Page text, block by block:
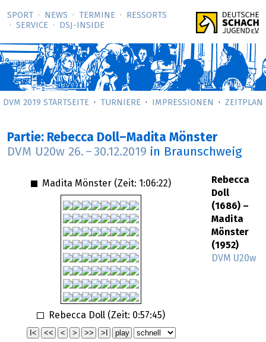
SPORT NEWS TERMINE
RESSORTS
SERVICE
DSJ-­INSIDE
DVM 2019 STARTSEITE TURNIERE IMPRESSIONEN ZEITPLAN
Partie: Rebecca Doll–Madita Mönster
DVM U20w 26. – 30.12.2019 in Braunschweig
Madita Mönster (Zeit: 1:06:22)
Rebecca Doll (Zeit: 0:57:45)
Rebecca
Doll
(1686) –
Madita
Mönster
(1952)
DVM U20w